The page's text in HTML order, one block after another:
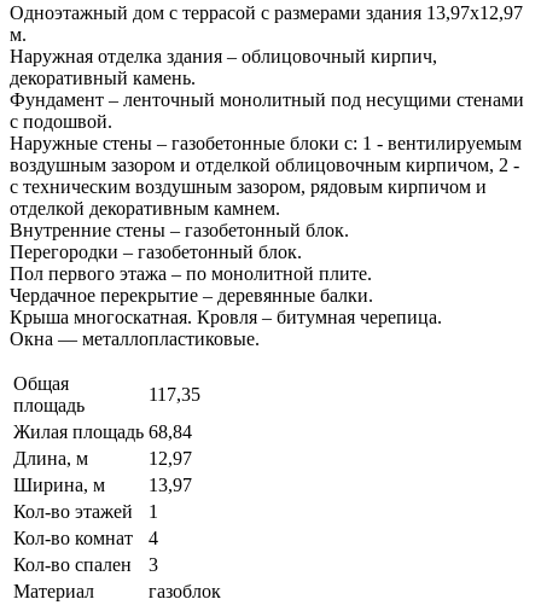
Одноэтажный дом с террасой с размерами здания 13,97х12,97
м.
Наружная отделка здания – облицовочный кирпич,
декоративный камень.
Фундамент – ленточный монолитный под несущими стенами
с подошвой.
Наружные стены – газобетонные блоки с: 1 - вентилируемым
воздушным зазором и отделкой облицовочным кирпичом, 2 -
с техническим воздушным зазором, рядовым кирпичом и
отделкой декоративным камнем.
Внутренние стены – газобетонный блок.
Перегородки – газобетонный блок.
Пол первого этажа – по монолитной плите.
Чердачное перекрытие – деревянные балки.
Крыша многоскатная. Кровля – битумная черепица.
Окна — металлопластиковые.
Общая
площадь
117,35
Жилая площадь 68,84
Длина, м
12,97
Ширина, м
13,97
Кол-во этажей
1
Кол-во комнат
4
Кол-во спален
3
Материал
газоблок